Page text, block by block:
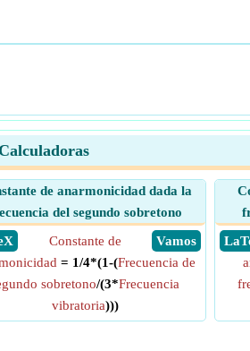
de anarmonicidad dada la
del segundo sobretono
​ Vamos
Constante de
= 1/4*(1-(Frecuencia de
sobretono/(3*Frecuencia
vibratoria)))